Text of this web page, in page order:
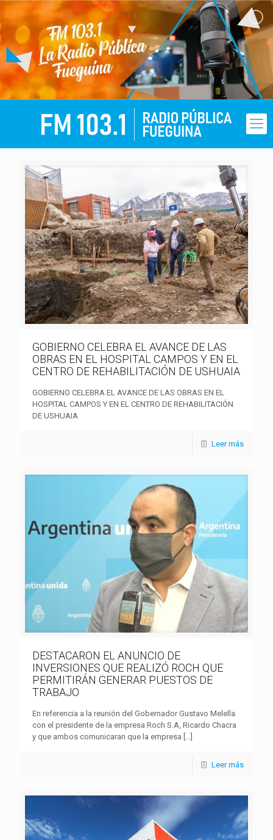
GOBIERNO CELEBRA EL AVANCE DE LAS
OBRAS EN EL HOSPITAL CAMPOS Y EN EL
CENTRO DE REHABILITACIÓN DE USHUAIA
GOBIERNO CELEBRA EL AVANCE DE LAS OBRAS EN EL
HOSPITAL CAMPOS Y EN EL CENTRO DE REHABILITACIÓN
DE USHUAIA
Leer más
DESTACARON EL ANUNCIO DE
INVERSIONES QUE REALIZÓ ROCH QUE
PERMITIRÁN GENERAR PUESTOS DE
TRABAJO
En referencia a la reunión del Gobernador Gustavo Melella
con el presidente de la empresa Roch S.A, Ricardo Chacra
y que ambos comunicaran que la empresa […]
Leer más